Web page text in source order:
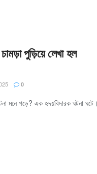
পুড়িয়ে লেখা হল
0
মনে পড়ে? এক হৃদয়বিদারক ঘটনা ঘটে।